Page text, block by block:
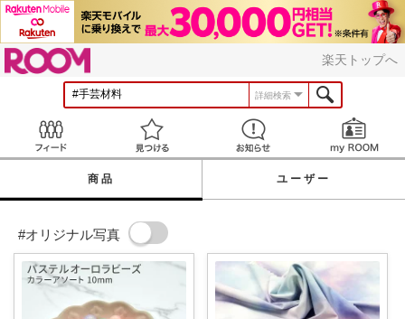
楽天トップへ
詳細検索
見つける お知らせ
商品 ユーザー
#オリジナル写真